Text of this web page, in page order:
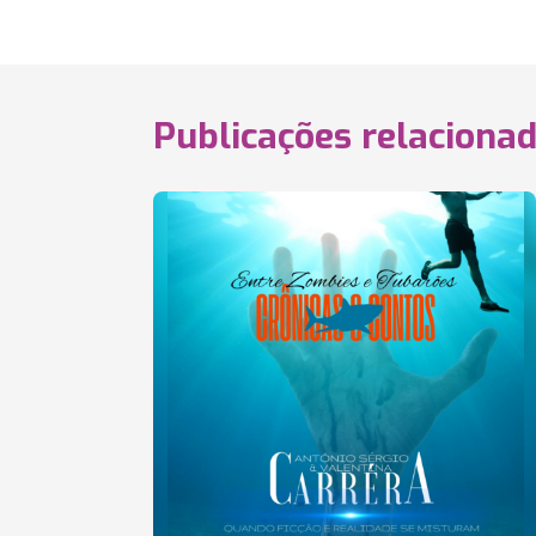
Publicações